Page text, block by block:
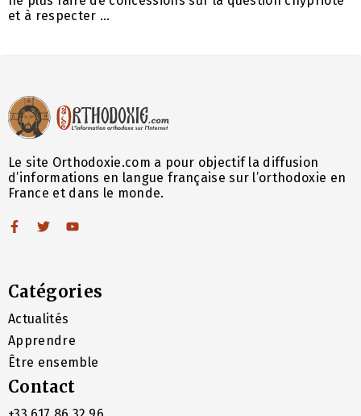
et à respecter ...
Le site Orthodoxie.com a pour objectif la diffusion
d’informations en langue française sur l’orthodoxie en
France et dans le monde.
Catégories
Actualités
Apprendre
Être ensemble
Contact